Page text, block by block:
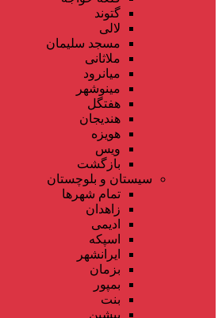
گتوند
لالی
مسجد سلیمان
ملاثانی
میانرود
مینوشهر
هفتگل
هندیجان
هویزه
ویس
بازگشت
سیستان و بلوچستان
تمام شهر‌ها
زاهدان
ادیمی
اسپکه
ایرانشهر
بزمان
بمپور
بنت
پیشین